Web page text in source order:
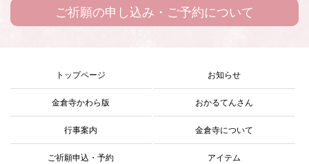
ご祈願の申し込み・ご予約について
トップページ お知らせ
金倉寺かわら版 おかるてんさん
行事案内 金倉寺について
ご祈願申込・予約 アイテム